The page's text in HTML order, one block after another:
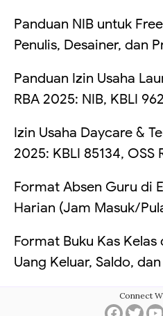
Panduan NIB untuk
Penulis, Desainer, dan
Panduan Izin Usaha
RBA 2025: NIB, KBLI
Izin Usaha Daycare &
2025: KBLI 85134, OSS
Format Absen Guru di
Harian (Jam Masuk/
Contoh Tabel)
Format Buku Kas Kelas
Uang Keluar, Saldo,
Connect